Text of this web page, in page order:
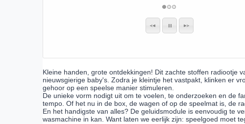
Kleine handen, grote ontdekkingen! Dit zachte stoffen radiootje
nieuwsgierige baby's. Zodra je kleintje het vastpakt, klinken er
gehoor op een speelse manier stimuleren.
De unieke vorm nodigt uit om te voelen, te onderzoeken en de
tempo. Of het nu in de box, de wagen of op de speelmat is, de
En het handigste van alles? De geluidsmodule is eenvoudig te
wasmachine in kan. Want laten we eerlijk zijn: speelgoed moet